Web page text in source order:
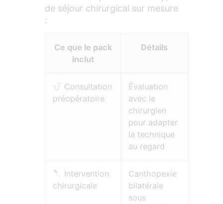
de séjour chirurgical sur mesure
:
Ce que le pack
inclut
Détails
Consultation
préopératoire
Évaluation
avec le
chirurgien
pour adapter
la technique
au regard
Intervention
chirurgicale
Canthopexie
bilatérale
sous